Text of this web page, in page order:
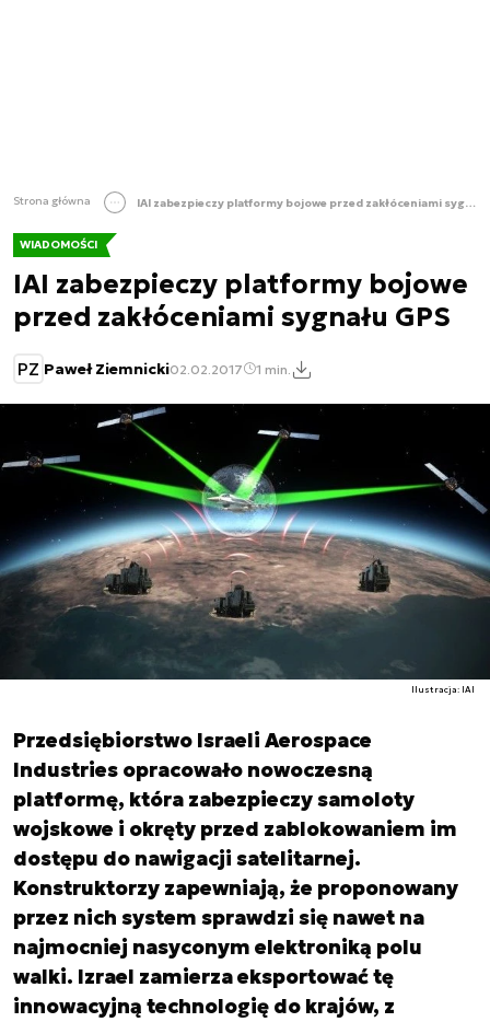
Strona główna IAI zabezpieczy platformy bojowe przed zakłóceniami sygnału GPS
WIADOMOŚCI
IAI zabezpieczy platformy bojowe
przed zakłóceniami sygnału GPS
PZ Paweł Ziemnicki02.02.2017 1 min.
Ilustracja: IAI
Przedsiębiorstwo Israeli Aerospace
Industries opracowało nowoczesną
platformę, która zabezpieczy samoloty
wojskowe i okręty przed zablokowaniem im
dostępu do nawigacji satelitarnej.
Konstruktorzy zapewniają, że proponowany
przez nich system sprawdzi się nawet na
najmocniej nasyconym elektroniką polu
walki. Izrael zamierza eksportować tę
innowacyjną technologię do krajów, z